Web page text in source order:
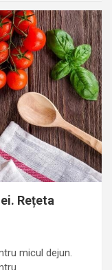
Rețeta
micul dejun.